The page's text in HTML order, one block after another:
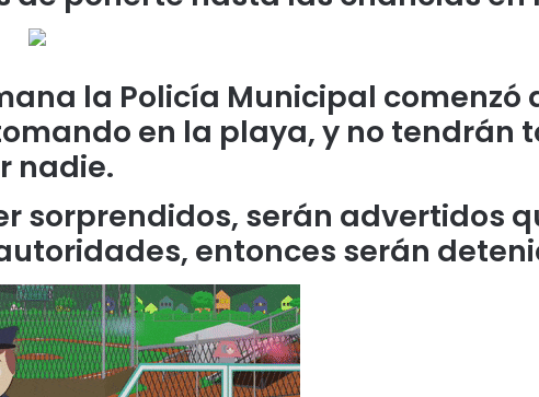
la Policía Municipal comenzó
en la playa, y no tendrán
nadie.
sorprendidos, serán advertidos
entonces serán